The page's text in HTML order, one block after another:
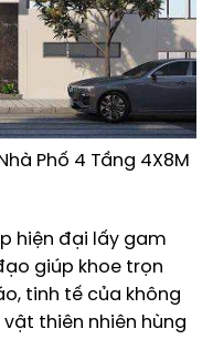
Phố 4 Tầng 4X8M
hiện đại lấy gam
giúp khoe trọn
tinh tế của không
thiên nhiên hùng